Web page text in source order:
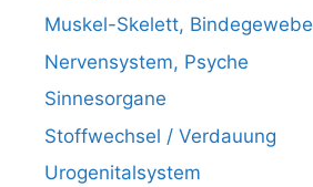
Muskel-Skelett, Bindegewebe
Nervensystem, Psyche
Sinnesorgane
Stoffwechsel / Verdauung
Urogenitalsystem